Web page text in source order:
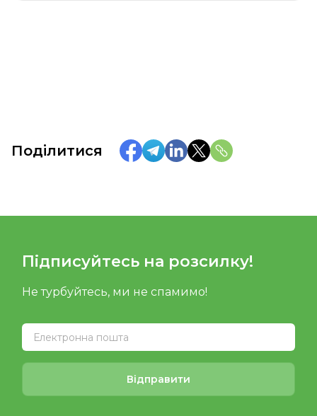
Поділитися
Підписуйтесь на розсилку!
Не турбуйтесь, ми не спамимо!
Відправити